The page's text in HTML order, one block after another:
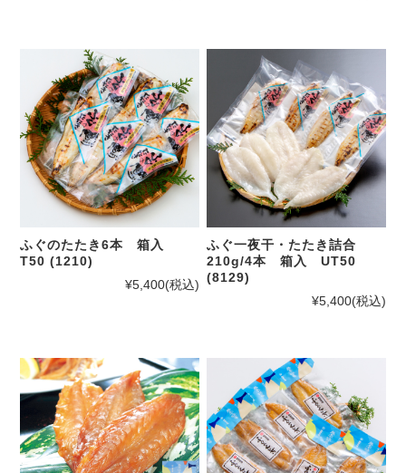
ふぐのたたき6本 箱入
T50 (1210)
¥5,400(税込)
ふぐ一夜干・たたき詰合
210g/4本 箱入 UT50
(8129)
¥5,400(税込)